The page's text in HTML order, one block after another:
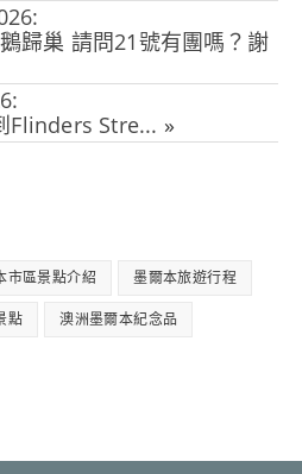
:
歸巢 請問21號有團嗎？謝
:
Flinders Stre... »
市區景點介紹 墨爾本旅遊行程
點 澳洲墨爾本紀念品